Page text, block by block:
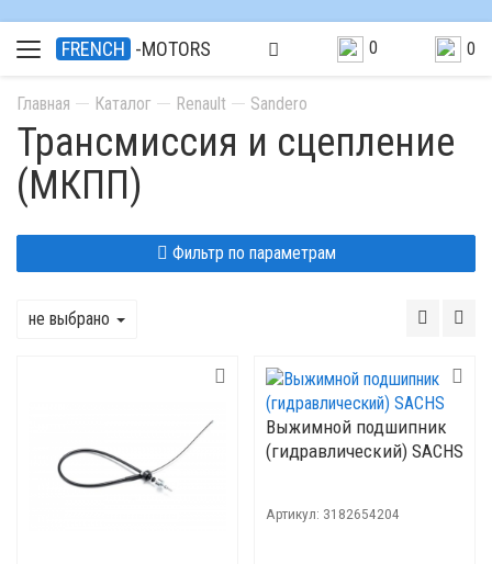
FRENCH -MOTORS 0 0
Главная Каталог Renault Sandero
Трансмиссия и сцепление
(МКПП)
Фильтр по параметрам
не выбрано
Выжимной подшипник
(гидравлический) SACHS
Артикул: 3182654204